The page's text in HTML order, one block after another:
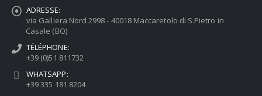
ADRESSE:
via Galliera Nord 2998 - 40018 Maccaretolo di S.Pietro in
Casale (BO)
TÉLÉPHONE:
+39 (0)51 811732
WHATSAPP:
+39 335 181 8204